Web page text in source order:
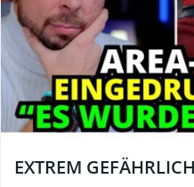
EXTREM